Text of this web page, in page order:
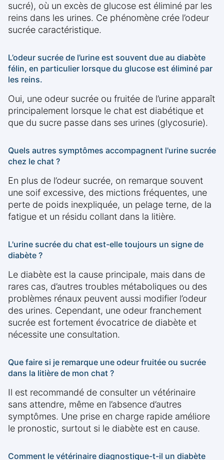
sucré), où un excès de glucose est éliminé par les
reins dans les urines. Ce phénomène crée l’odeur
sucrée caractéristique.
L’odeur sucrée de l’urine est souvent due au diabète
félin, en particulier lorsque du glucose est éliminé par
les reins.
Oui, une odeur sucrée ou fruitée de l’urine apparaît
principalement lorsque le chat est diabétique et
que du sucre passe dans ses urines (glycosurie).
Quels autres symptômes accompagnent l'urine sucrée
chez le chat ?
En plus de l’odeur sucrée, on remarque souvent
une soif excessive, des mictions fréquentes, une
perte de poids inexpliquée, un pelage terne, de la
fatigue et un résidu collant dans la litière.
L'urine sucrée du chat est-elle toujours un signe de
diabète ?
Le diabète est la cause principale, mais dans de
rares cas, d’autres troubles métaboliques ou des
problèmes rénaux peuvent aussi modifier l’odeur
des urines. Cependant, une odeur franchement
sucrée est fortement évocatrice de diabète et
nécessite une consultation.
Que faire si je remarque une odeur fruitée ou sucrée
dans la litière de mon chat ?
Il est recommandé de consulter un vétérinaire
sans attendre, même en l’absence d’autres
symptômes. Une prise en charge rapide améliore
le pronostic, surtout si le diabète est en cause.
Comment le vétérinaire diagnostique-t-il un diabète